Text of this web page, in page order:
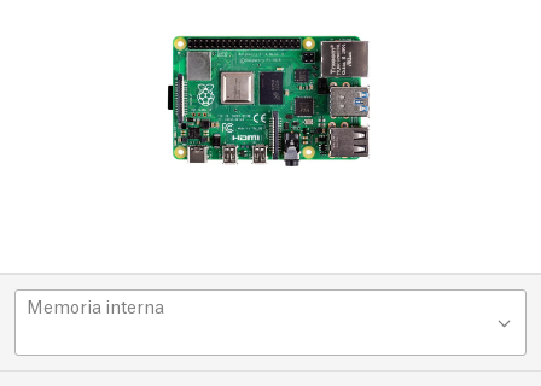
Memoria interna